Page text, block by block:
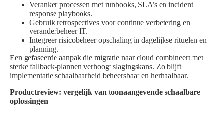
Veranker processen met runbooks, SLA’s en incident
response playbooks.
Gebruik retrospectives voor continue verbetering en
veranderbeheer IT.
Integreer risicobeheer opschaling in dagelijkse rituelen en
planning.
Een gefaseerde aanpak die migratie naar cloud combineert met
sterke fallback-plannen verhoogt slagingskans. Zo blijft
implementatie schaalbaarheid beheersbaar en herhaalbaar.
Productreview: vergelijk van toonaangevende schaalbare
oplossingen